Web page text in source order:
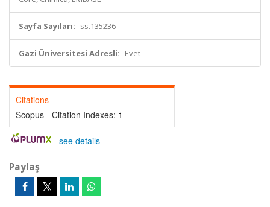
Sayfa Sayıları: ss.135236
Gazi Üniversitesi Adresli: Evet
Citations
Scopus - Citation Indexes: 1
- see details
Paylaş